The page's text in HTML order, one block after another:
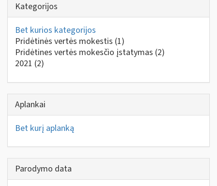
Kategorijos
Bet kurios kategorijos
Pridėtinės vertės mokestis (1)
Pridėtines vertės mokesčio įstatymas (2)
2021 (2)
Aplankai
Bet kurį aplanką
Parodymo data